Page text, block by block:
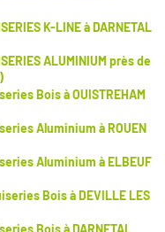
K-LINE à DARNETAL
ALUMINIUM près de
Bois à OUISTREHAM
Aluminium à ROUEN
Aluminium à ELBEUF
Bois à DEVILLE LES